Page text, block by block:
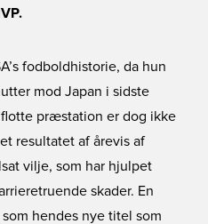
fodboldhistorie, da hun
mod Japan i sidste
præstation er dog ikke
resultatet af årevis af
vilje, som har hjulpet
skader. En
hendes nye titel som